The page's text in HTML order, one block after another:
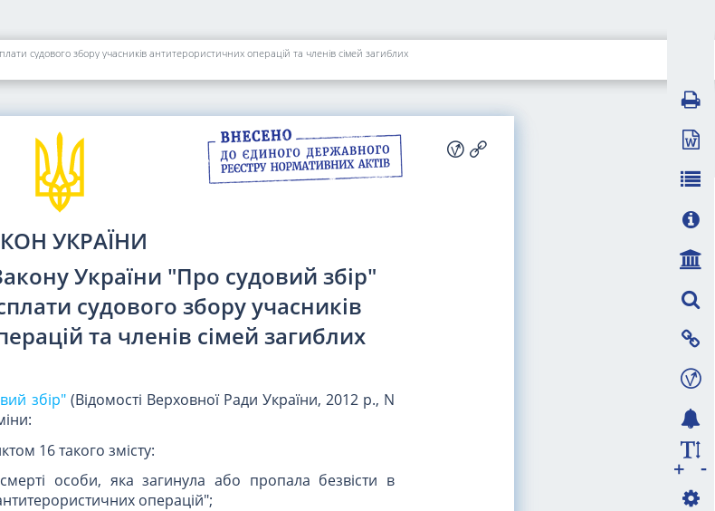
судового збору учасників антитерористичних операцій та членів сімей загиблих
УКРАЇНИ
України "Про судовий збір"
судового збору учасників
та членів сімей загиблих
збір"(Відомості Верховної Ради України, 2012 р., N
16 такого змісту:
особи, яка загинула або пропала безвісти в
операцій";
-
+